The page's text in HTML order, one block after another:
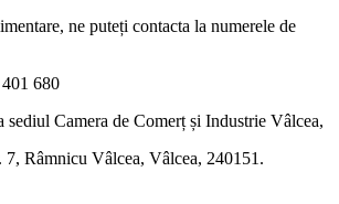
ne puteți contacta la numerele de
680
sediul Camera de Comerț și Industrie Vâlcea,
7, Râmnicu Vâlcea, Vâlcea, 240151.